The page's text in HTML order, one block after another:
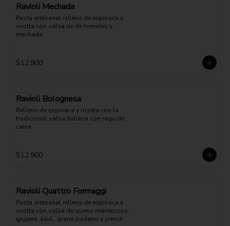
Ravioli Mechada
Pasta artesanal rellena de espinaca y
ricotta con salsa de de tomates y
mechada
$12.900
Ravioli Bolognesa
Relleno de espinaca y ricotta con la
tradicional salsa italiana con ragu de
carne
$12.900
Ravioli Quattro Formaggi
Pasta artesanal rellena de espinaca y
ricotta con salsa de queso mantecoso,
gruyere, azul , grana padano y crema